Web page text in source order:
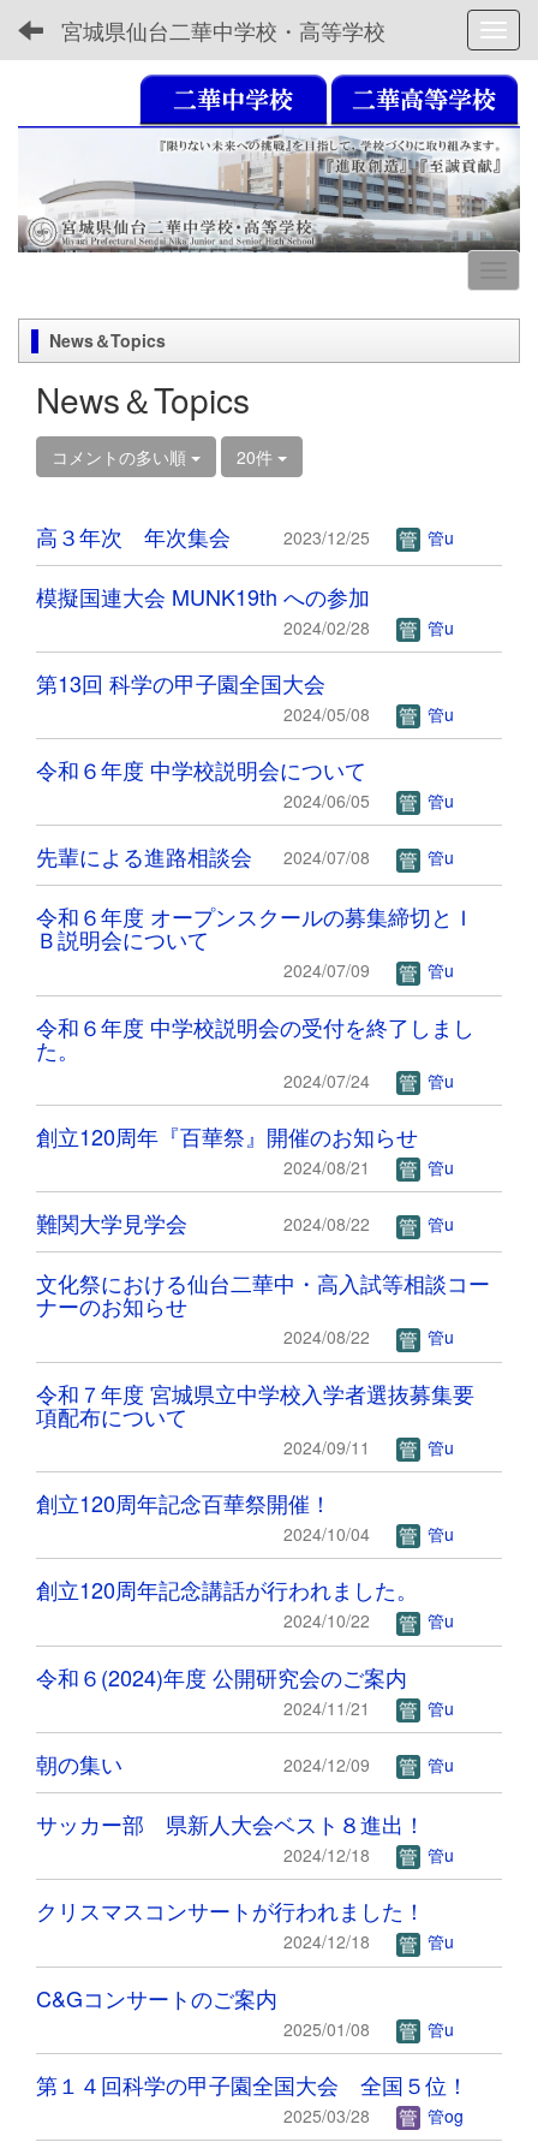
宮城県仙台二華中学校・高等学校
News＆Topics
News＆Topics
コメントの多い順 20件
高３年次 年次集会 2023/12/25 管u
模擬国連大会 MUNK19th への参加
2024/02/28 管u
第13回 科学の甲子園全国大会
2024/05/08 管u
令和６年度 中学校説明会について
2024/06/05 管u
先輩による進路相談会 2024/07/08 管u
令和６年度 オープンスクールの募集締切とＩ
Ｂ説明会について
2024/07/09 管u
令和６年度 中学校説明会の受付を終了しまし
た。
2024/07/24 管u
創立120周年『百華祭』開催のお知らせ
2024/08/21 管u
難関大学見学会 2024/08/22 管u
文化祭における仙台二華中・高入試等相談コー
ナーのお知らせ
2024/08/22 管u
令和７年度 宮城県立中学校入学者選抜募集要
項配布について
2024/09/11 管u
創立120周年記念百華祭開催！
2024/10/04 管u
創立120周年記念講話が行われました。
2024/10/22 管u
令和６(2024)年度 公開研究会のご案内
2024/11/21 管u
朝の集い 2024/12/09 管u
サッカー部 県新人大会ベスト８進出！
2024/12/18 管u
クリスマスコンサートが行われました！
2024/12/18 管u
C&Gコンサートのご案内
2025/01/08 管u
第１４回科学の甲子園全国大会 全国５位！
2025/03/28 管og